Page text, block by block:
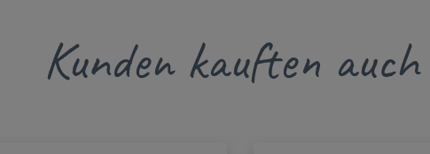
Kunden kauften auch